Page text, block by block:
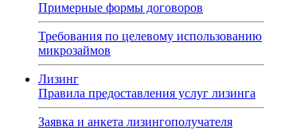
Примерные формы договоров
Требования по целевому использованию
микрозаймов
Лизинг
Правила предоставления услуг лизинга
Заявка и анкета лизингополучателя